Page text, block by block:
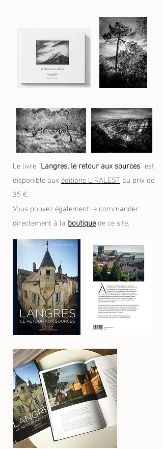
Le livre "Langres, le retour aux sources" est
disponible aux éditions LIRALEST au prix de
35 €.
Vous pouvez également le commander
directement à la boutiquede ce site.